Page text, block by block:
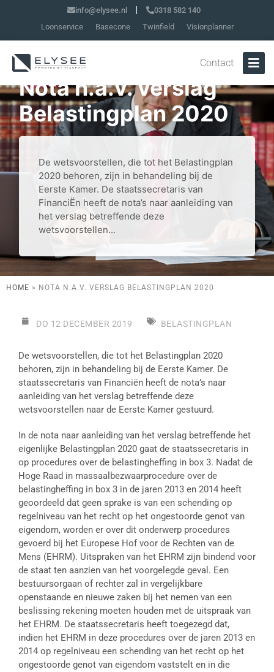
info@elysee.nl
0318 582 140
Loonservice
Basecone Twinfield Visionplanner
Contact
Nota n.a.v. verslag
Belastingplan 2020
De wetsvoorstellen, die tot het Belastingplan
2020 behoren, zijn in behandeling bij de
Eerste Kamer. De staatssecretaris van
FinanciËn heeft de nota’s naar aanleiding van
het verslag betreffende deze
wetsvoorstellen...
HOME » NOTA N.A.V. VERSLAG BELASTINGPLAN 2020
DO 12 DECEMBER 2019 BELASTINGPLAN
De wetsvoorstellen, die tot het Belastingplan 2020
behoren, zijn in behandeling bij de Eerste Kamer. De
staatssecretaris van Financiën heeft de nota’s naar
aanleiding van het verslag betreffende deze
wetsvoorstellen naar de Eerste Kamer gestuurd.
In de nota naar aanleiding van het verslag betreffende het
eigenlijke Belastingplan 2020 gaat de staatssecretaris in
op procedures over de belastingheffing in box 3. Nadat de
Hoge Raad in massaalbezwaarprocedure over de
belastingheffing in box 3 in de jaren 2013 en 2014 heeft
geoordeeld dat geen sprake is van een schending op
regelniveau van het recht op het ongestoorde genot van
eigendom, worden er over dit onderwerp procedures
gevoerd bij het Europese Hof voor de Rechten van de
Mens (EHRM). Uitspraken van het EHRM zijn bindend voor
de staat ten aanzien van het voorgelegde geval. Een
bestuursorgaan of rechter zal in vergelijkbare
openstaande en nieuwe zaken bij het nemen van een
beslissing rekening moeten houden met de uitspraak van
het EHRM. De staatssecretaris heeft toegezegd dat,
indien het EHRM in deze procedures over de jaren 2013 en
2014 op regelniveau een schending van het recht op het
ongestoorde genot van eigendom vaststelt en in die